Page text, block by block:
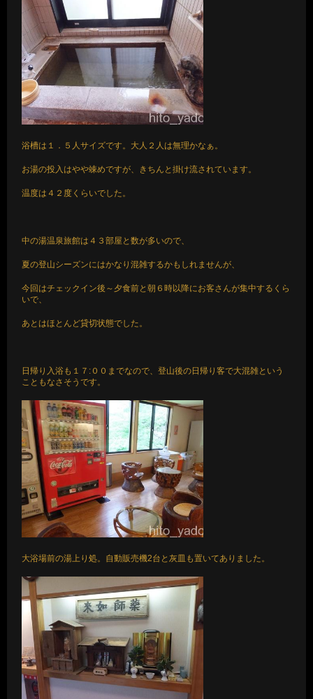
浴槽は１．５人サイズです。大人２人は無理かなぁ。
お湯の投入はやや竦めですが、きちんと掛け流されています。
温度は４２度くらいでした。
中の湯温泉旅館は４３部屋と数が多いので、
夏の登山シーズンにはかなり混雑するかもしれませんが、
今回はチェックイン後～夕食前と朝６時以降にお客さんが集中するくら
いで、
あとはほとんど貸切状態でした。
日帰り入浴も１７:００までなので、登山後の日帰り客で大混雑という
こともなさそうです。
大浴場前の湯上り処。自動販売機2台と灰皿も置いてありました。